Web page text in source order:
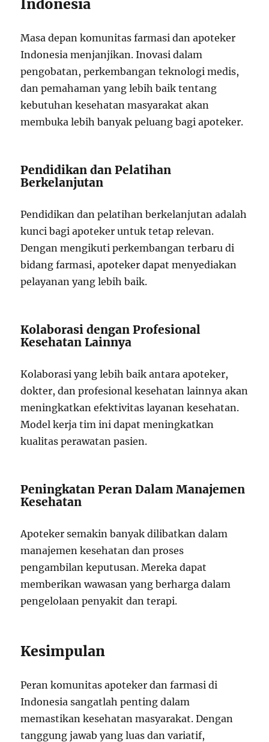
Indonesia
Masa depan komunitas farmasi dan apoteker
Indonesia menjanjikan. Inovasi dalam
pengobatan, perkembangan teknologi medis,
dan pemahaman yang lebih baik tentang
kebutuhan kesehatan masyarakat akan
membuka lebih banyak peluang bagi apoteker.
Pendidikan dan Pelatihan
Berkelanjutan
Pendidikan dan pelatihan berkelanjutan adalah
kunci bagi apoteker untuk tetap relevan.
Dengan mengikuti perkembangan terbaru di
bidang farmasi, apoteker dapat menyediakan
pelayanan yang lebih baik.
Kolaborasi dengan Profesional
Kesehatan Lainnya
Kolaborasi yang lebih baik antara apoteker,
dokter, dan profesional kesehatan lainnya akan
meningkatkan efektivitas layanan kesehatan.
Model kerja tim ini dapat meningkatkan
kualitas perawatan pasien.
Peningkatan Peran Dalam Manajemen
Kesehatan
Apoteker semakin banyak dilibatkan dalam
manajemen kesehatan dan proses
pengambilan keputusan. Mereka dapat
memberikan wawasan yang berharga dalam
pengelolaan penyakit dan terapi.
Kesimpulan
Peran komunitas apoteker dan farmasi di
Indonesia sangatlah penting dalam
memastikan kesehatan masyarakat. Dengan
tanggung jawab yang luas dan variatif,